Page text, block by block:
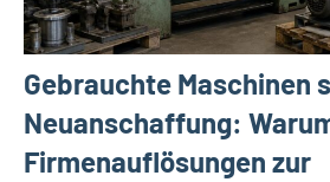
Gebrauchte Maschinen
Neuanschaffung:
Firmenauflösungen zur